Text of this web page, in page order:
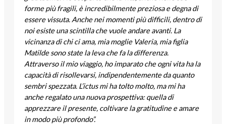
forme più fragili, è incredibilmente preziosa e degna di
essere vissuta. Anche nei momenti più difficili, dentro di
noi esiste una scintilla che vuole andare avanti. La
vicinanza di chi ci ama, mia moglie Valeria, mia figlia
Matilde sono state la leva che fa la differenza.
Attraverso il mio viaggio, ho imparato che ogni vita ha la
capacità di risollevarsi, indipendentemente da quanto
sembri spezzata. L’ictus mi ha tolto molto, ma mi ha
anche regalato una nuova prospettiva: quella di
apprezzare il presente, coltivare la gratitudine e amare
in modo più profondo”.